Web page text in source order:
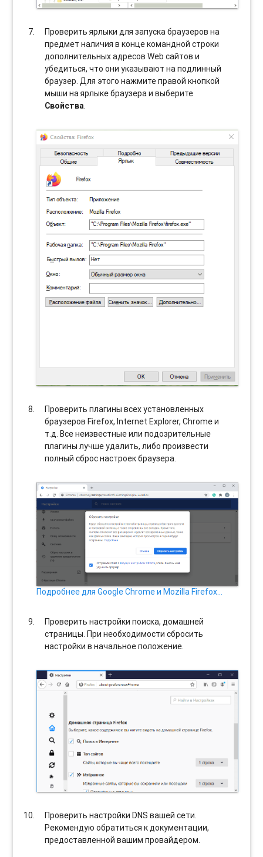
Проверить ярлыки для запуска браузеров на
предмет наличия в конце командной строки
дополнительных адресов Web сайтов и
убедиться, что они указывают на подлинный
браузер. Для этого нажмите правой кнопкой
мыши на ярлыке браузера и выберите
Свойства.
Проверить плагины всех установленных
браузеров Firefox, Internet Explorer, Chrome и
т.д. Все неизвестные или подозрительные
плагины лучше удалить, либо произвести
полный сброс настроек браузера.
Подробнее для Google Chrome и Mozilla Firefox…
Проверить настройки поиска, домашней
страницы. При необходимости сбросить
настройки в начальное положение.
Проверить настройки DNS вашей сети.
Рекомендую обратиться к документации,
предоставленной вашим провайдером.